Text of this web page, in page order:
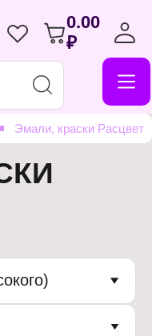
0.00
₽
Эмали, краски Расцвет